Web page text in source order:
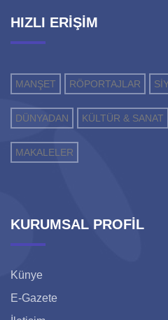
HIZLI ERİŞİM
MANŞET RÖPORTAJLAR
DÜNYADAN KÜLTÜR & SANAT
MAKALELER
KURUMSAL PROFİL
Künye
E-Gazete